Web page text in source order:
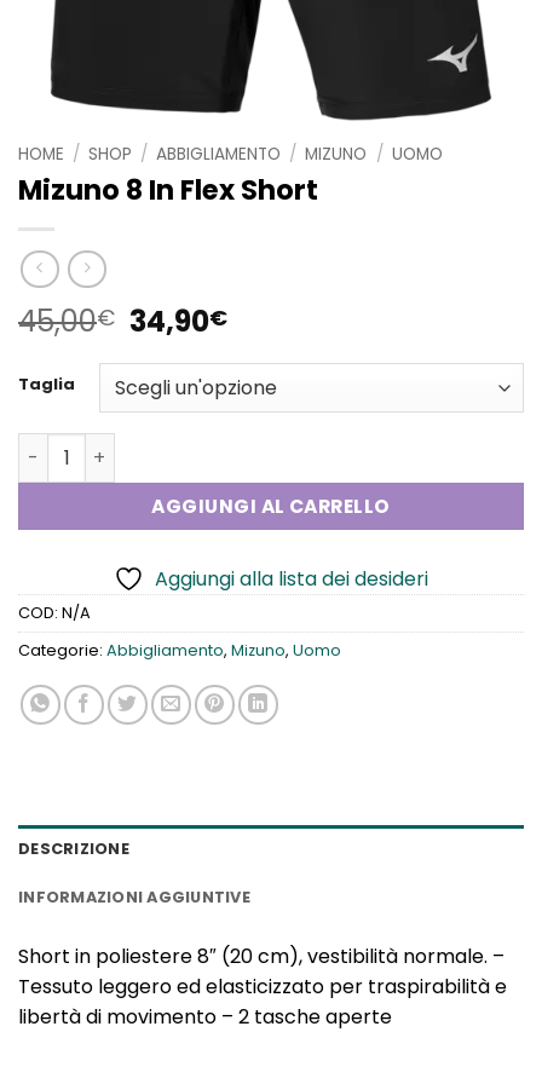
HOME / SHOP / ABBIGLIAMENTO / MIZUNO / UOMO
Mizuno 8 In Flex Short
45,00€ Il
originale
era:
34,90€Il
attuale
è:
Taglia
Mizuno 8 In Flex Short quantità
AGGIUNGI AL CARRELLO
Aggiungi alla lista dei desideri
COD: N/A
Categorie: Abbigliamento, Mizuno, Uomo
DESCRIZIONE
INFORMAZIONI AGGIUNTIVE
Short in poliestere 8″ (20 cm), vestibilità normale. –
Tessuto leggero ed elasticizzato per traspirabilità e
libertà di movimento – 2 tasche aperte